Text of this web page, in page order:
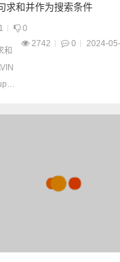
求和并作为搜索条件
0
2742
0 2024-
和
方